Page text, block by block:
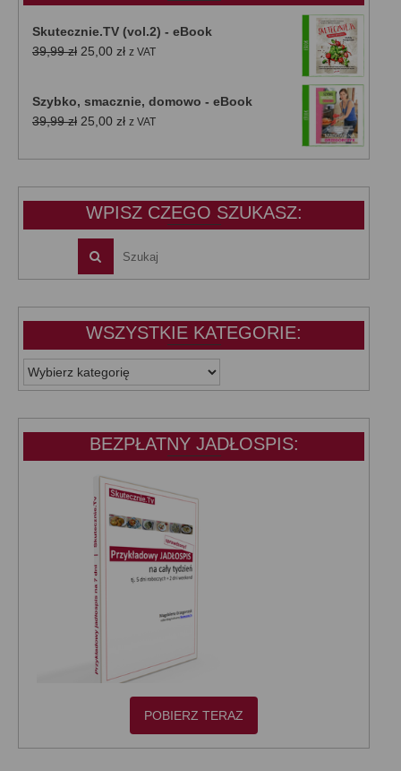
Skutecznie.TV (vol.2) - eBook
39,99zł Pierwotna
39,99 zł.
25,00 złAktualna
25,00 zł.
z VAT
Szybko, smacznie, domowo - eBook
39,99zł Pierwotna
wynosiła:
25,00 złAktualna
wynosi:
z VAT
WPISZ CZEGO SZUKASZ:
WSZYSTKIE KATEGORIE:
WSZYSTKIE
KATEGORIE:
BEZPŁATNY JADŁOSPIS:
POBIERZ TERAZ